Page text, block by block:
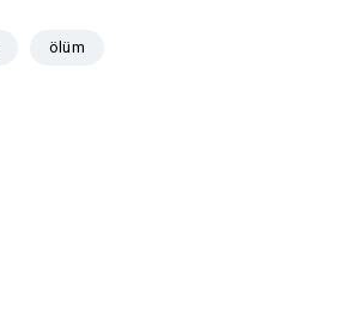
ölüm